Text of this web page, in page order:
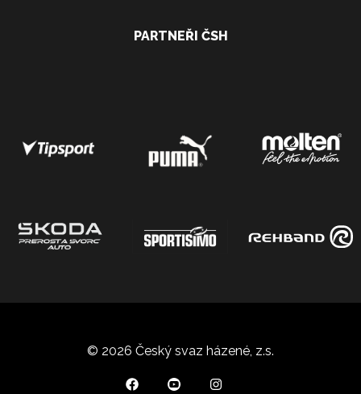
PARTNEŘI ČSH
© 2026 Český svaz házené, z.s.